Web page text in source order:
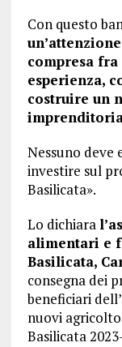
Con questo
compresa fra
esperienza,
costruire un
Nessuno deve
investire sul
Basilicata».
Lo dichiara
alimentari e
Basilicata,
consegna dei
beneficiari
nuovi
Basilicata